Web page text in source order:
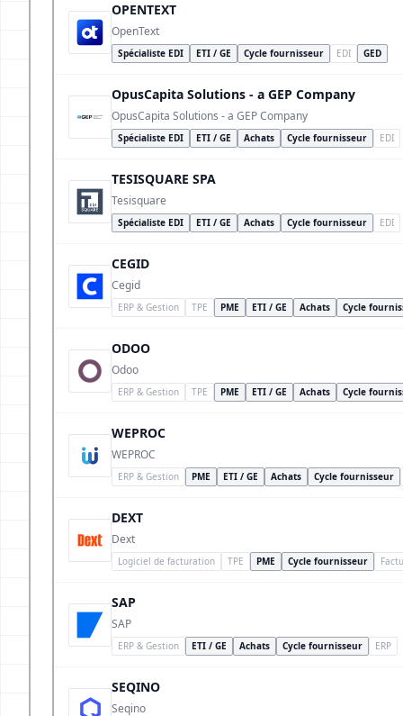
OPENTEXT
OpenText
Spécialiste EDI ETI / GE Cycle fournisseur EDI GED
OpusCapita Solutions - a GEP Company
OpusCapita Solutions - a GEP Company
Spécialiste EDI ETI / GE Achats Cycle fournisseur EDI
TESISQUARE SPA
Tesisquare
Spécialiste EDI ETI / GE Achats Cycle fournisseur EDI
CEGID
Cegid
ERP & Gestion TPE PME ETI / GE Achats Cycle
ODOO
Odoo
ERP & Gestion TPE PME ETI / GE Achats Cycle
WEPROC
WEPROC
ERP & Gestion PME ETI / GE Achats Cycle fournisseur
DEXT
Dext
Logiciel de facturation TPE PME Cycle fournisseur
SAP
SAP
ERP & Gestion ETI / GE Achats Cycle fournisseur ERP
SEQINO
Seqino